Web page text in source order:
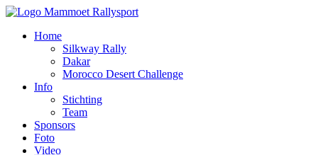
Home
Silkway Rally
Dakar
Morocco Desert Challenge
Info
Stichting
Team
Sponsors
Foto
Video